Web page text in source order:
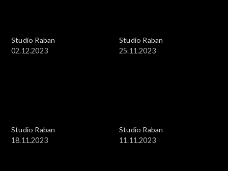
Studio Raban
02.12.2023
Studio Raban
25.11.2023
Studio Raban
18.11.2023
Studio Raban
11.11.2023